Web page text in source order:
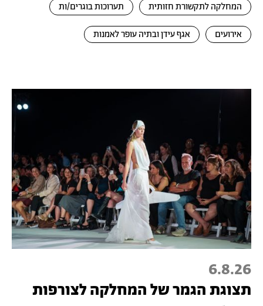
המחלקה לתקשורת חזותית תערוכות בוגרים/ות
אירועים אגף עידן ובתיה עופר לאמנות
6.8.26
תצוגת הגמר של המחלקה לצורפות